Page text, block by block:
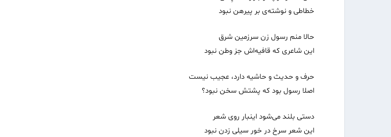
خطاطی و نوشته‌ی بر پیرهن نبود
حالا منم رسول زن سرزمین شرق
این شاعری که قافیه‌اش جز وطن نبود
حرف و حدیث و حاشیه دارد، عجیب نیست
اصلا رسول بود که پشتش سخن نبود؟
دستی بلند می‌شود اینبار روی شعر
این شعر سرخ در خور سیلی زدن نبود